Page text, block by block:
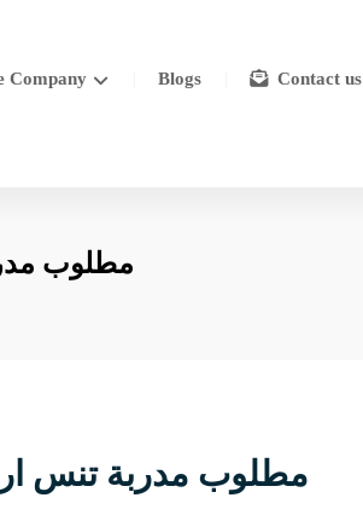
Company Blogs Contact us
مطلوب
مطلوب مدربة تنس